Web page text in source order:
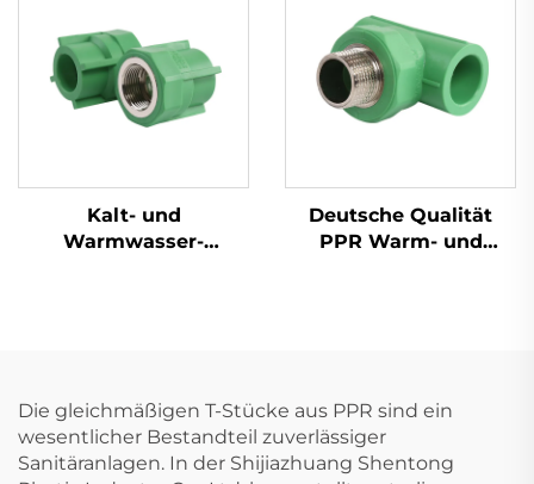
Kalt- und
Warmwasser-
Deutsche Qualität
PPR Warm- und
Die gleichmäßigen T-Stücke aus PPR sind ein
wesentlicher Bestandteil zuverlässiger
Sanitäranlagen. In der Shijiazhuang Shentong